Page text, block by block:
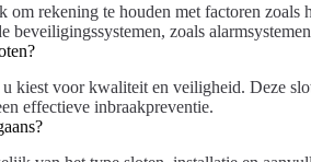
rekening te houden met factoren zoals
zoals alarmsystemen
kiest voor kwaliteit en veiligheid. Deze
effectieve inbraakpreventie.